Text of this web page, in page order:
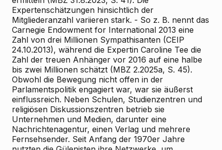
Expertenschätzungen hinsichtlich der
Mitgliederanzahl variieren stark. - So z. B. nennt das
Carnegie Endowment for International 2013 eine
Zahl von drei Millionen Sympathisanten (CEIP
24.10.2013), während die Expertin Caroline Tee die
Zahl der treuen Anhänger vor 2016 auf eine halbe
bis zwei Millionen schätzt (MBZ 2.2025a, S. 45).
Obwohl die Bewegung nicht offen in der
Parlamentspolitik engagiert war, war sie äußerst
einflussreich. Neben Schulen, Studienzentren und
religiösen Diskussionszentren betrieb sie
Unternehmen und Medien, darunter eine
Nachrichtenagentur, einen Verlag und mehrere
Fernsehsender. Seit Anfang der 1970er Jahre